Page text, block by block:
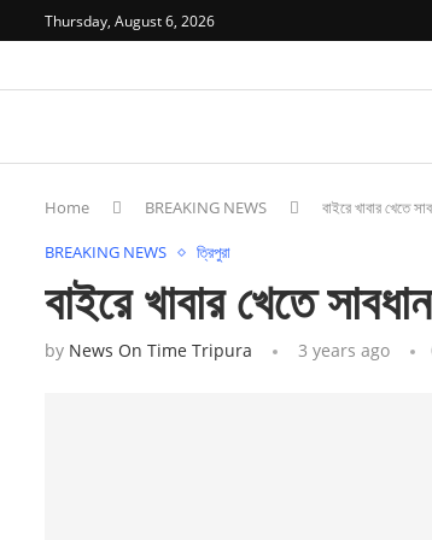
Thursday, August 6, 2026
Home BREAKING NEWS বাইরে খাবার খেতে
BREAKING NEWS ত্রিপুরা
বাইরে খাবার খেতে
by News On Time Tripura 3 years ago